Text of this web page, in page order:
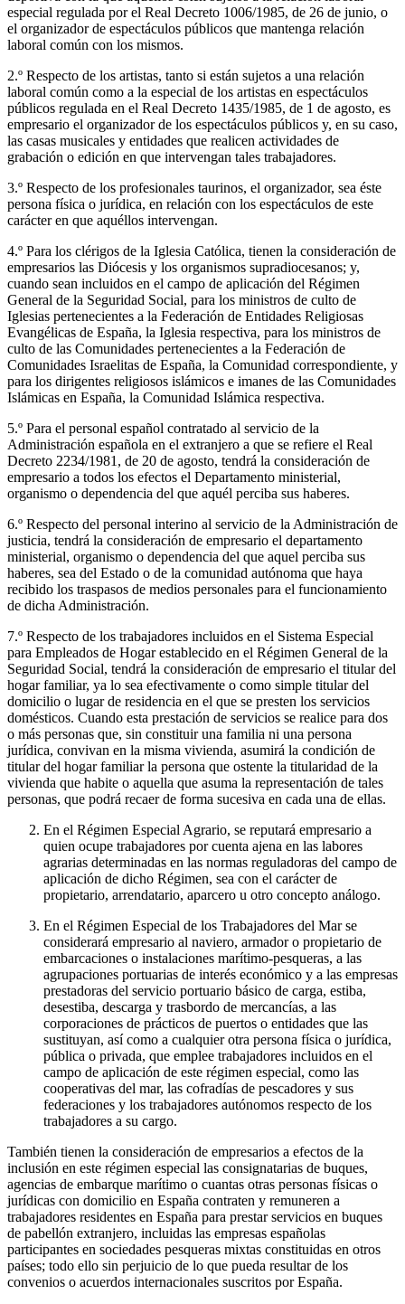
especial regulada por el Real Decreto 1006/1985, de 26 de junio, o
el organizador de espectáculos públicos que mantenga relación
laboral común con los mismos.
2.º Respecto de los artistas, tanto si están sujetos a una relación
laboral común como a la especial de los artistas en espectáculos
públicos regulada en el Real Decreto 1435/1985, de 1 de agosto, es
empresario el organizador de los espectáculos públicos y, en su caso,
las casas musicales y entidades que realicen actividades de
grabación o edición en que intervengan tales trabajadores.
3.º Respecto de los profesionales taurinos, el organizador, sea éste
persona física o jurídica, en relación con los espectáculos de este
carácter en que aquéllos intervengan.
4.º Para los clérigos de la Iglesia Católica, tienen la consideración de
empresarios las Diócesis y los organismos supradiocesanos; y,
cuando sean incluidos en el campo de aplicación del Régimen
General de la Seguridad Social, para los ministros de culto de
Iglesias pertenecientes a la Federación de Entidades Religiosas
Evangélicas de España, la Iglesia respectiva, para los ministros de
culto de las Comunidades pertenecientes a la Federación de
Comunidades Israelitas de España, la Comunidad correspondiente, y
para los dirigentes religiosos islámicos e imanes de las Comunidades
Islámicas en España, la Comunidad Islámica respectiva.
5.º Para el personal español contratado al servicio de la
Administración española en el extranjero a que se refiere el Real
Decreto 2234/1981, de 20 de agosto, tendrá la consideración de
empresario a todos los efectos el Departamento ministerial,
organismo o dependencia del que aquél perciba sus haberes.
6.º Respecto del personal interino al servicio de la Administración de
justicia, tendrá la consideración de empresario el departamento
ministerial, organismo o dependencia del que aquel perciba sus
haberes, sea del Estado o de la comunidad autónoma que haya
recibido los traspasos de medios personales para el funcionamiento
de dicha Administración.
7.º Respecto de los trabajadores incluidos en el Sistema Especial
para Empleados de Hogar establecido en el Régimen General de la
Seguridad Social, tendrá la consideración de empresario el titular del
hogar familiar, ya lo sea efectivamente o como simple titular del
domicilio o lugar de residencia en el que se presten los servicios
domésticos. Cuando esta prestación de servicios se realice para dos
o más personas que, sin constituir una familia ni una persona
jurídica, convivan en la misma vivienda, asumirá la condición de
titular del hogar familiar la persona que ostente la titularidad de la
vivienda que habite o aquella que asuma la representación de tales
personas, que podrá recaer de forma sucesiva en cada una de ellas.
En el Régimen Especial Agrario, se reputará empresario a
quien ocupe trabajadores por cuenta ajena en las labores
agrarias determinadas en las normas reguladoras del campo de
aplicación de dicho Régimen, sea con el carácter de
propietario, arrendatario, aparcero u otro concepto análogo.
En el Régimen Especial de los Trabajadores del Mar se
considerará empresario al naviero, armador o propietario de
embarcaciones o instalaciones marítimo-pesqueras, a las
agrupaciones portuarias de interés económico y a las empresas
prestadoras del servicio portuario básico de carga, estiba,
desestiba, descarga y trasbordo de mercancías, a las
corporaciones de prácticos de puertos o entidades que las
sustituyan, así como a cualquier otra persona física o jurídica,
pública o privada, que emplee trabajadores incluidos en el
campo de aplicación de este régimen especial, como las
cooperativas del mar, las cofradías de pescadores y sus
federaciones y los trabajadores autónomos respecto de los
trabajadores a su cargo.
También tienen la consideración de empresarios a efectos de la
inclusión en este régimen especial las consignatarias de buques,
agencias de embarque marítimo o cuantas otras personas físicas o
jurídicas con domicilio en España contraten y remuneren a
trabajadores residentes en España para prestar servicios en buques
de pabellón extranjero, incluidas las empresas españolas
participantes en sociedades pesqueras mixtas constituidas en otros
países; todo ello sin perjuicio de lo que pueda resultar de los
convenios o acuerdos internacionales suscritos por España.